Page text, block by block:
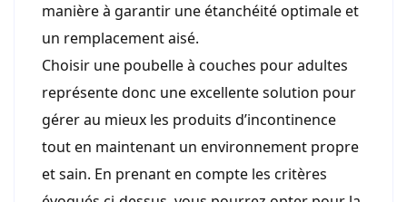
manière à garantir une étanchéité optimale et
un remplacement aisé.
Choisir une poubelle à couches pour adultes
représente donc une excellente solution pour
gérer au mieux les produits d’incontinence
tout en maintenant un environnement propre
et sain. En prenant en compte les critères